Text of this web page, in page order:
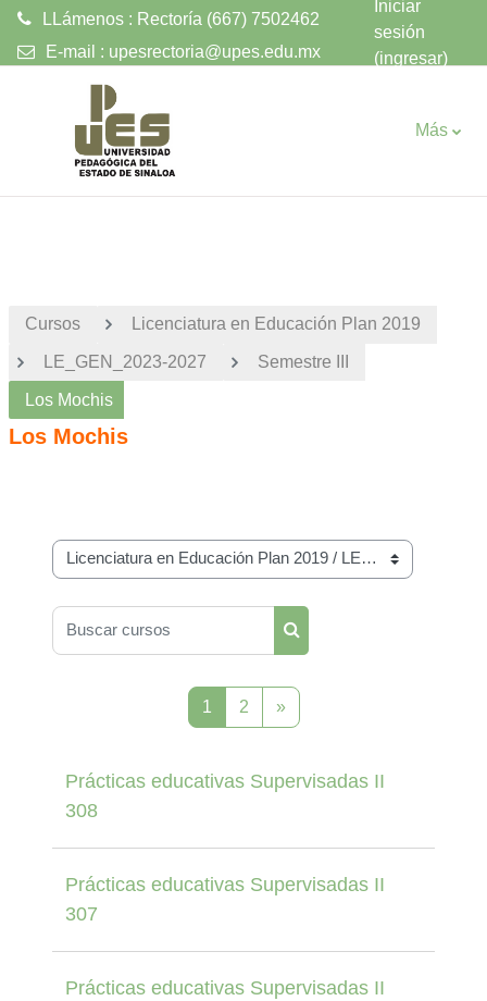
LLámenos : Rectoría (667) 7502462
E-mail : upesrectoria@upes.edu.mx
Iniciar
sesión
(ingresar)
Más
Cursos Licenciatura en Educación Plan 2019
LE_GEN_2023-2027 Semestre III
Los Mochis
Los Mochis
Categorías
Buscar cursos
Buscar cursos
1 Página 1
2Página 2
»Página siguiente
Prácticas educativas Supervisadas II
308
Prácticas educativas Supervisadas II
307
Prácticas educativas Supervisadas II